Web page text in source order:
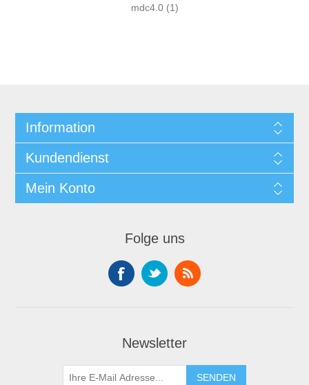
mdc4.0 (1)
Information
Kundendienst
Mein Konto
Folge uns
Newsletter
SENDEN